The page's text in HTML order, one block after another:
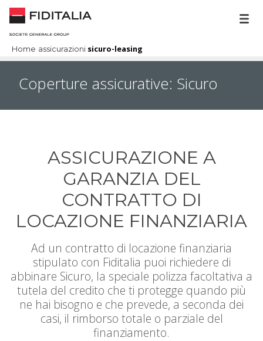
Home assicurazioni sicuro-leasing
Coperture assicurative: Sicuro
ASSICURAZIONE A
GARANZIA DEL
CONTRATTO DI
LOCAZIONE FINANZIARIA
Ad un contratto di locazione finanziaria
stipulato con Fiditalia puoi richiedere di
abbinare Sicuro, la speciale polizza facoltativa a
tutela del credito che ti protegge quando più
ne hai bisogno e che prevede, a seconda dei
casi, il rimborso totale o parziale del
finanziamento.